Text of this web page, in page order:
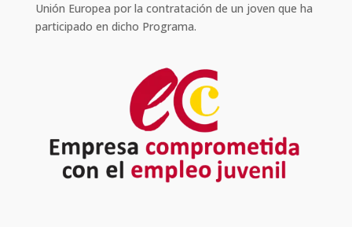
Unión Europea por la contratación de un joven que ha
participado en dicho Programa.